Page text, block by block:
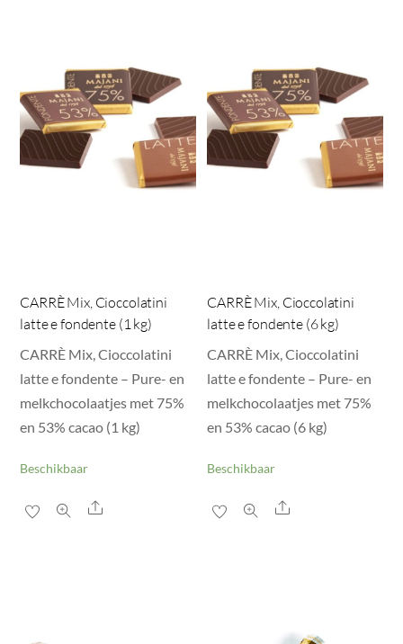
CARRÈ Mix, Cioccolatini
latte e fondente (1 kg)
CARRÈ Mix, Cioccolatini
latte e fondente – Pure- en
melkchocolaatjes met 75%
en 53% cacao (1 kg)
Beschikbaar
Share
CARRÈ Mix, Cioccolatini
latte e fondente (6 kg)
CARRÈ Mix, Cioccolatini
latte e fondente – Pure- en
melkchocolaatjes met 75%
en 53% cacao (6 kg)
Beschikbaar
Share